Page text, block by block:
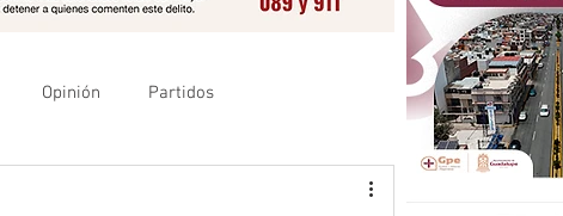
Opinión Partidos